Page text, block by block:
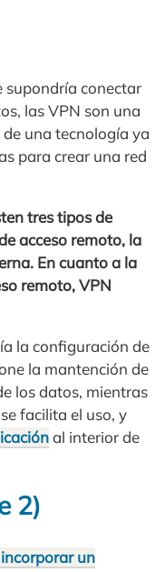
supondría conectar
las VPN son una
una tecnología ya
para crear una red
tres tipos de
acceso remoto, la
En cuanto a la
remoto, VPN
la configuración de
la mantención de
los datos, mientras
facilita el uso, y
al interior de
2)
un